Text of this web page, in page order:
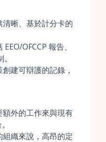
晰、基於計分卡的
OFCCP 報告、
建可辯護的記錄，
外的工作來與現有
織來說，高昂的定